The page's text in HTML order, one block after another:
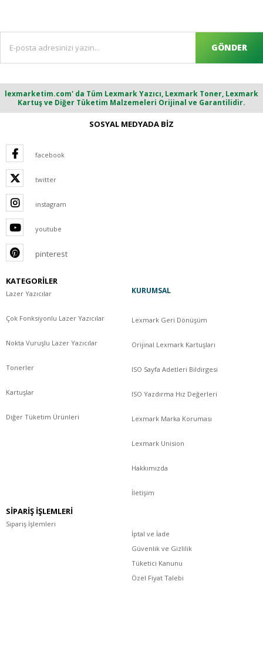
GÖNDER
lexmarketim.com' da Tüm Lexmark Yazıcı, Lexmark Toner, Lexmark
Kartuş ve Diğer Tüketim Malzemeleri Orijinal ve Garantilidir.
SOSYAL MEDYADA BİZ
facebook
twitter
instagram
youtube
pinterest
KATEGORİLER
Lazer Yazıcılar
Çok Fonksiyonlu Lazer Yazıcılar
Nokta Vuruşlu Lazer Yazıcılar
Tonerler
Kartuşlar
Diğer Tüketim Ürünleri
KURUMSAL
Lexmark Geri Dönüşüm
Orijinal Lexmark Kartuşları
ISO Sayfa Adetleri Bildirgesi
ISO Yazdırma Hız Değerleri
Lexmark Marka Koruması
Lexmark Unision
Hakkımızda
İletişim
SİPARİŞ İŞLEMLERİ
Sipariş İşlemleri
İptal ve İade
Güvenlik ve Gizlilik
Tüketici Kanunu
Özel Fiyat Talebi